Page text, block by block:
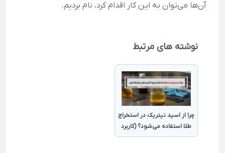
آن‌ها می‌توان به این کار اقدام کرد، نام بردیم.
نوشته های مرتبط
چرا از اسید نیتریک در استخراج
طلا استفاده می‌شود؟ (کاربرد
صنعتی، مزایا و نکات ایمنی)